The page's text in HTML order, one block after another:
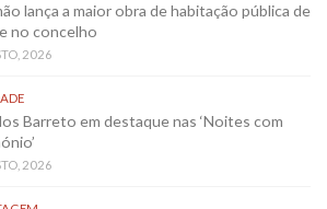
lança a maior obra de habitação pública de
no concelho
2026
Barreto em destaque nas ‘Noites com
2026